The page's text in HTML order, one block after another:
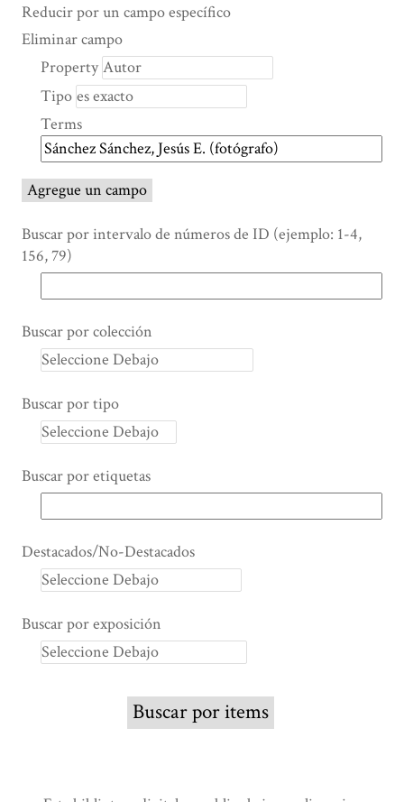
Number
rows
"Reducir
por
campo
específico":
1
Reducir por un campo específico
Search Property
Tipo de búsqueda
Términos de búsqueda
Ensamblador de Búsqueda
Eliminar campo
Property
Tipo
Terms
Agregue un campo
Buscar por intervalo de números de ID (ejemplo: 1-4,
156, 79)
Buscar por colección
Buscar por tipo
Buscar por etiquetas
Destacados/No-Destacados
Buscar por exposición